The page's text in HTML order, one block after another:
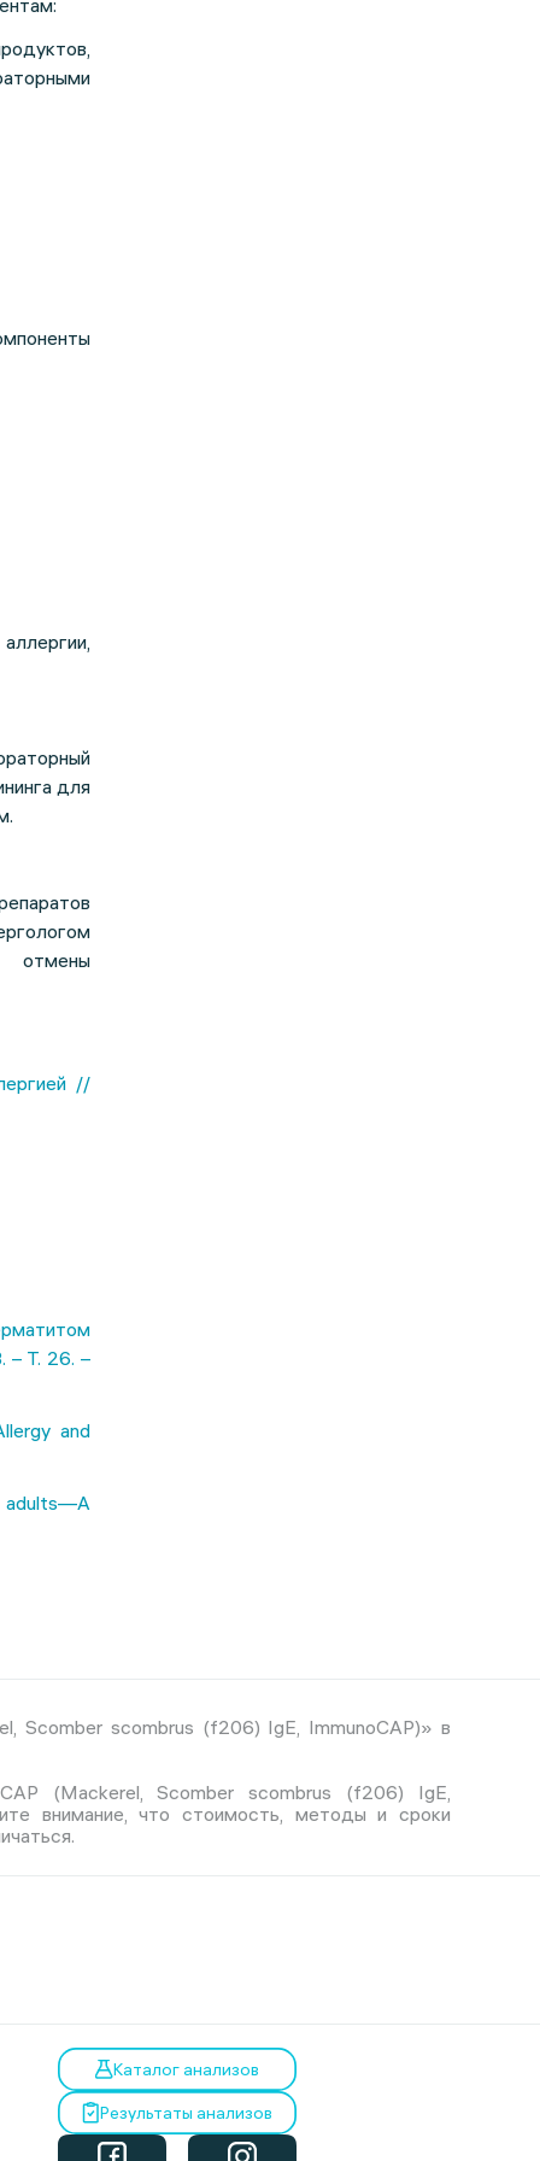
для
отмены
//
– Т. 26. –
and
adults—A
Scomber scombrus (f206) IgE, ImmunoCAP)» в
(Mackerel, Scomber scombrus (f206) IgE,
внимание, что стоимость, методы и сроки
Каталог анализов
Результаты анализов